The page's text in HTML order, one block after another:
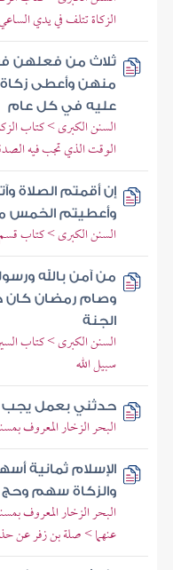
الزكاة تتلف في يدي
ثلاث من فعلهن
منهن وأعطى
عليه في كل عام
السنن الكبرى > كتاب
الوقت الذي تجب فيه
إن أقمتم الصلاة
وأعطيتم الخمس
السنن الكبرى > كتاب
من آمن بالله
وصام رمضان كان
الجنة
السنن الكبرى > كتاب
سبيل الله
حدثني بعمل يجب
البحر الزخار المعروف
الإسلام ثمانية
والزكاة سهم
البحر الزخار المعروف
عنهما > صلة بن زفر عن